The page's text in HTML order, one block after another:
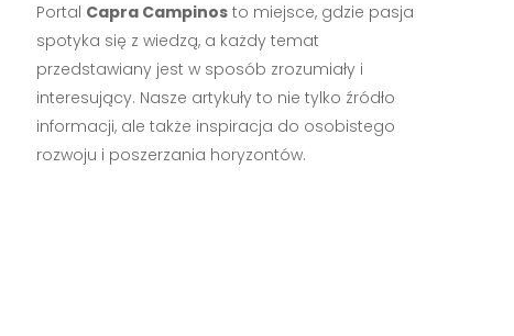
Portal Capra Campinosto miejsce, gdzie pasja
spotyka się z wiedzą, a każdy temat
przedstawiany jest w sposób zrozumiały i
interesujący. Nasze artykuły to nie tylko źródło
informacji, ale także inspiracja do osobistego
rozwoju i poszerzania horyzontów.